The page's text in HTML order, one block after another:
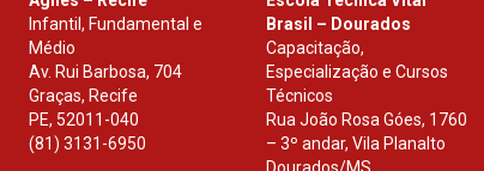
Infantil, Fundamental e
Médio
Av. Rui Barbosa, 704
Graças, Recife
PE, 52011-040
(81) 3131-6950
Brasil – Dourados
Capacitação,
Especialização e Cursos
Técnicos
Rua João Rosa Góes, 1760
– 3º andar, Vila Planalto